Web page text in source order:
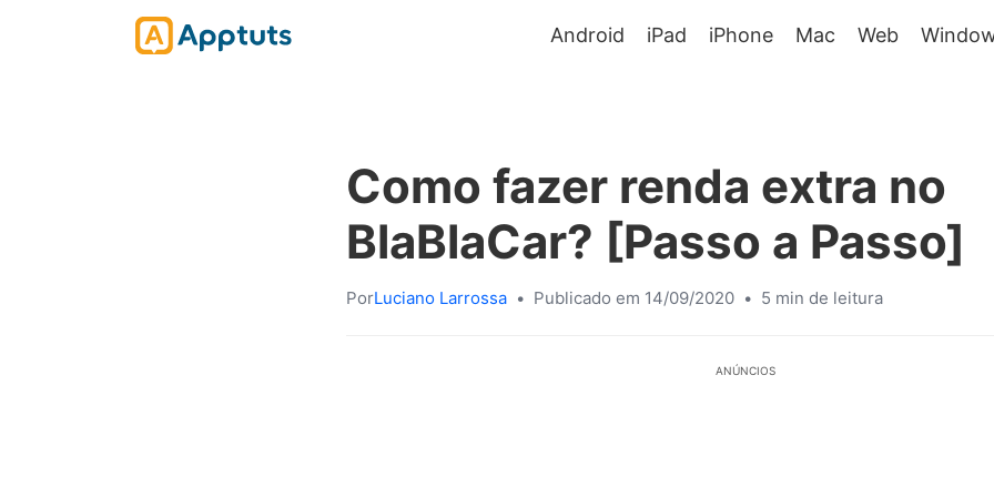
Android iPad iPhone Mac Web
Como fazer renda extra no
BlaBlaCar? [Passo a Passo]
PorLuciano Larrossa • Publicado em 14/09/2020 • 5 min de leitura
ANÚNCIOS